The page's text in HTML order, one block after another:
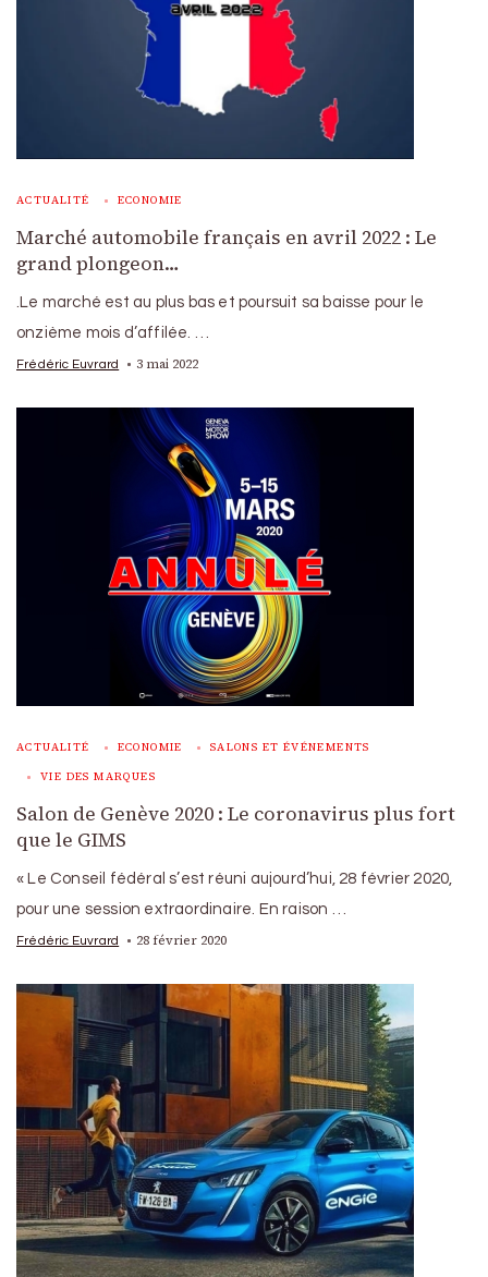
ACTUALITÉ ECONOMIE
Marché automobile français en avril 2022 : Le
grand plongeon…
.Le marché est au plus bas et poursuit sa baisse pour le
onzième mois d’affilée. …
Frédéric Euvrard 3 mai 2022
ACTUALITÉ ECONOMIE SALONS ET ÉVÉNEMENTS
VIE DES MARQUES
Salon de Genève 2020 : Le coronavirus plus fort
que le GIMS
« Le Conseil fédéral s’est réuni aujourd’hui, 28 février 2020,
pour une session extraordinaire. En raison …
Frédéric Euvrard 28 février 2020